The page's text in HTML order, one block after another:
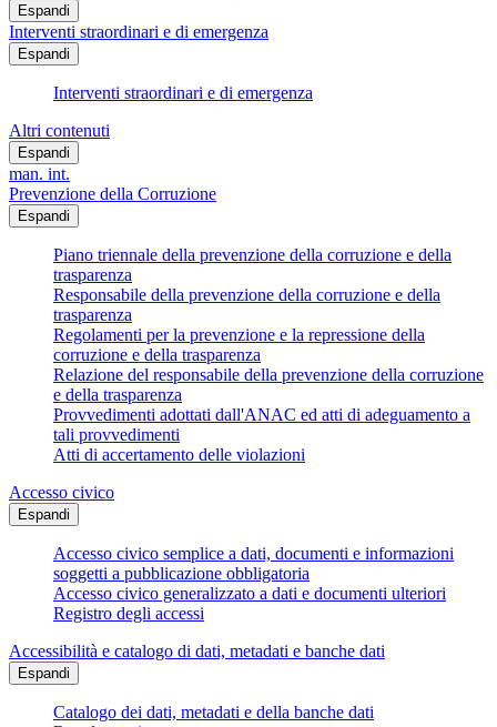
Espandi
Interventi straordinari e di emergenza
Espandi
Interventi straordinari e di emergenza
Altri contenuti
Espandi
man. int.
Prevenzione della Corruzione
Espandi
Piano triennale della prevenzione della corruzione e della
trasparenza
Responsabile della prevenzione della corruzione e della
trasparenza
Regolamenti per la prevenzione e la repressione della
corruzione e della trasparenza
Relazione del responsabile della prevenzione della corruzione
e della trasparenza
Provvedimenti adottati dall'ANAC ed atti di adeguamento a
tali provvedimenti
Atti di accertamento delle violazioni
Accesso civico
Espandi
Accesso civico semplice a dati, documenti e informazioni
soggetti a pubblicazione obbligatoria
Accesso civico generalizzato a dati e documenti ulteriori
Registro degli accessi
Accessibilità e catalogo di dati, metadati e banche dati
Espandi
Catalogo dei dati, metadati e della banche dati